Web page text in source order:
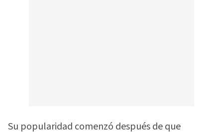
Su popularidad comenzó después de que